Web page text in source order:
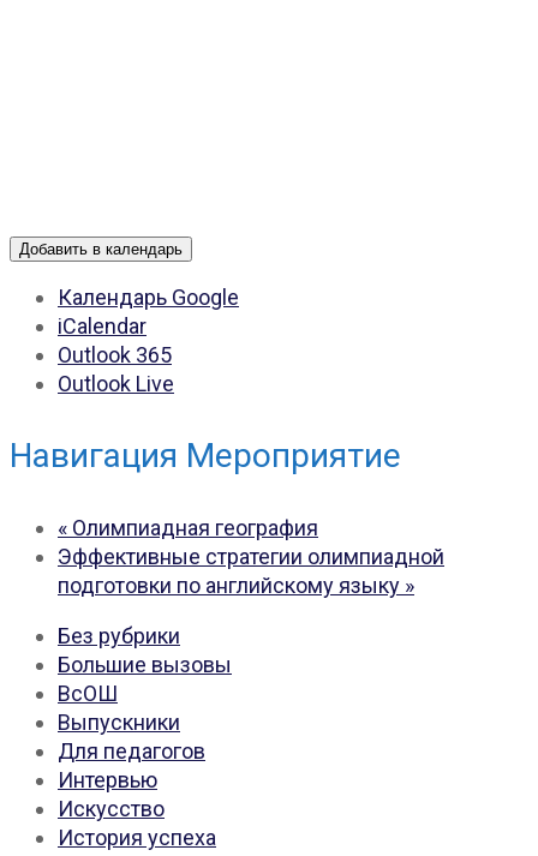
Добавить в календарь
Календарь Google
iCalendar
Outlook 365
Outlook Live
Навигация Мероприятие
« Олимпиадная география
Эффективные стратегии олимпиадной
подготовки по английскому языку »
Без рубрики
Большие вызовы
ВсОШ
Выпускники
Для педагогов
Интервью
Искусство
История успеха